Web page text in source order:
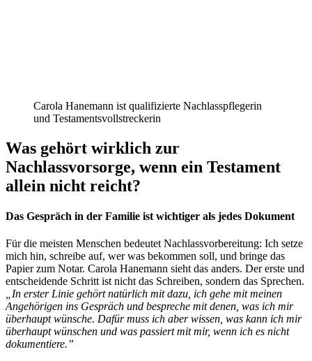
Carola Hanemann ist qualifizierte Nachlasspflegerin
und Testamentsvollstreckerin
Was gehört wirklich zur
Nachlassvorsorge, wenn ein Testament
allein nicht reicht?
Das Gespräch in der Familie ist wichtiger als jedes Dokument
Für die meisten Menschen bedeutet Nachlassvorbereitung: Ich setze
mich hin, schreibe auf, wer was bekommen soll, und bringe das
Papier zum Notar. Carola Hanemann sieht das anders. Der erste und
entscheidende Schritt ist nicht das Schreiben, sondern das Sprechen.
„In erster Linie gehört natürlich mit dazu, ich gehe mit meinen
Angehörigen ins Gespräch und bespreche mit denen, was ich mir
überhaupt wünsche. Dafür muss ich aber wissen, was kann ich mir
überhaupt wünschen und was passiert mit mir, wenn ich es nicht
dokumentiere.”